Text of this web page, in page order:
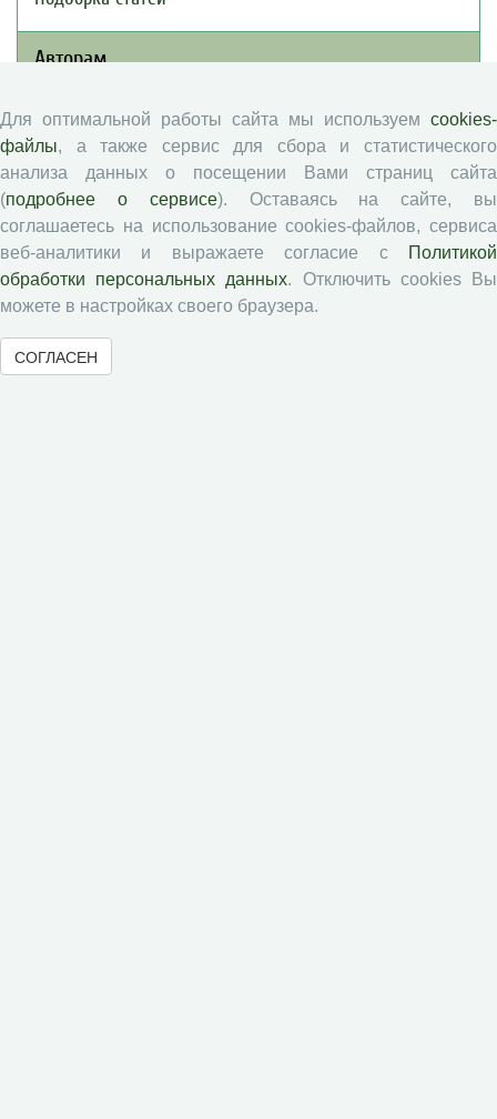
Авторам
Правила для авторов
Типовой лицензионный договор
Публикационная этика
Согласие на обработку персональных данных
Авторские права
Рецензентам
Памятка рецензенту
Для оптимальной работы сайта мы используем cookies-
файлы, а также сервис для сбора и статистического
анализа данных о посещении Вами страниц сайта
(подробнее о сервисе). Оставаясь на сайте, вы
соглашаетесь на использование cookies-файлов, сервиса
веб-аналитики и выражаете согласие с
Политикой
обработки персональных данных. Отключить cookies Вы
можете в настройках своего браузера.
СОГЛАСЕН